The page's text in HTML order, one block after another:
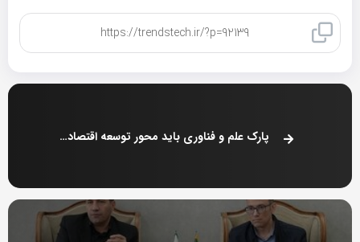
پارک علم و فناوری باید محور توسعه اقتصادی قزوین باشد